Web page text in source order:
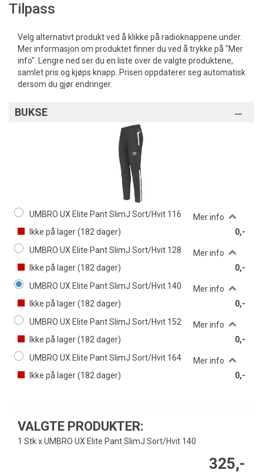
Tilpass
Velg alternativt produkt ved å klikke på radioknappene under.
Mer informasjon om produktet finner du ved å trykke på "Mer
info". Lengre ned ser du en liste over de valgte produktene,
samlet pris og kjøps knapp. Prisen oppdaterer seg automatisk
dersom du gjør endringer.
BUKSE
UMBRO UX Elite Pant SlimJ Sort/Hvit 116
Mer info
Ikke på lager (182 dager)
0,-
UMBRO UX Elite Pant SlimJ Sort/Hvit 128
Mer info
Ikke på lager (182 dager)
0,-
UMBRO UX Elite Pant SlimJ Sort/Hvit 140
Mer info
Ikke på lager (182 dager)
0,-
UMBRO UX Elite Pant SlimJ Sort/Hvit 152
Mer info
Ikke på lager (182 dager)
0,-
UMBRO UX Elite Pant SlimJ Sort/Hvit 164
Mer info
Ikke på lager (182 dager) 0,-
VALGTE PRODUKTER:
1 Stk x UMBRO UX Elite Pant SlimJ Sort/Hvit 140
325,-